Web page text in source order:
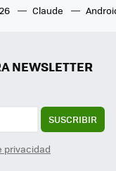
Claude
NEWSLETTER
SUSCRIBIR
privacidad